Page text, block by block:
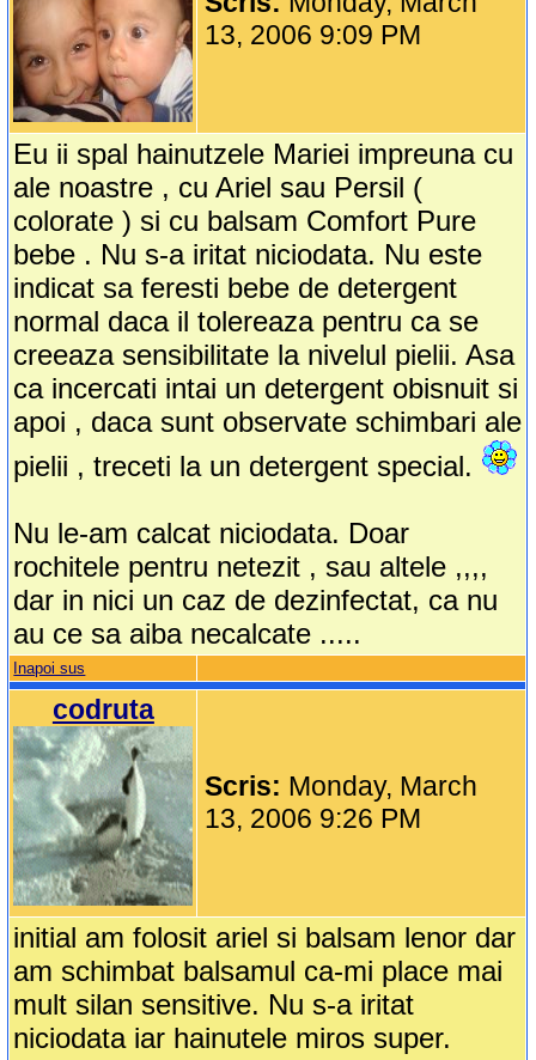
13, 2006 9:09 PM
Eu ii spal hainutzele Mariei impreuna cu
ale noastre , cu Ariel sau Persil (
colorate ) si cu balsam Comfort Pure
bebe . Nu s-a iritat niciodata. Nu este
indicat sa feresti bebe de detergent
normal daca il tolereaza pentru ca se
creeaza sensibilitate la nivelul pielii. Asa
ca incercati intai un detergent obisnuit si
apoi , daca sunt observate schimbari ale
pielii , treceti la un detergent special.
Nu le-am calcat niciodata. Doar
rochitele pentru netezit , sau altele ,,,,
dar in nici un caz de dezinfectat, ca nu
au ce sa aiba necalcate .....
Inapoi sus
codruta
Scris: Monday, March
13, 2006 9:26 PM
initial am folosit ariel si balsam lenor dar
am schimbat balsamul ca-mi place mai
mult silan sensitive. Nu s-a iritat
niciodata iar hainutele miros super.